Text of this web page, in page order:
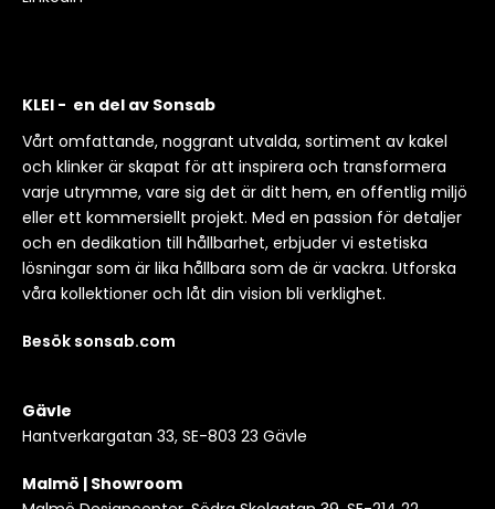
KLEI - en del av Sonsab
Vårt omfattande, noggrant utvalda, sortiment av kakel
och klinker är skapat för att inspirera och transformera
varje utrymme, vare sig det är ditt hem, en offentlig miljö
eller ett kommersiellt projekt. Med en passion för detaljer
och en dedikation till hållbarhet, erbjuder vi estetiska
lösningar som är lika hållbara som de är vackra. Utforska
våra kollektioner och låt din vision bli verklighet.
Besök sonsab.com
Gävle
Hantverkargatan 33, SE-803 23 Gävle
Malmö | Showroom